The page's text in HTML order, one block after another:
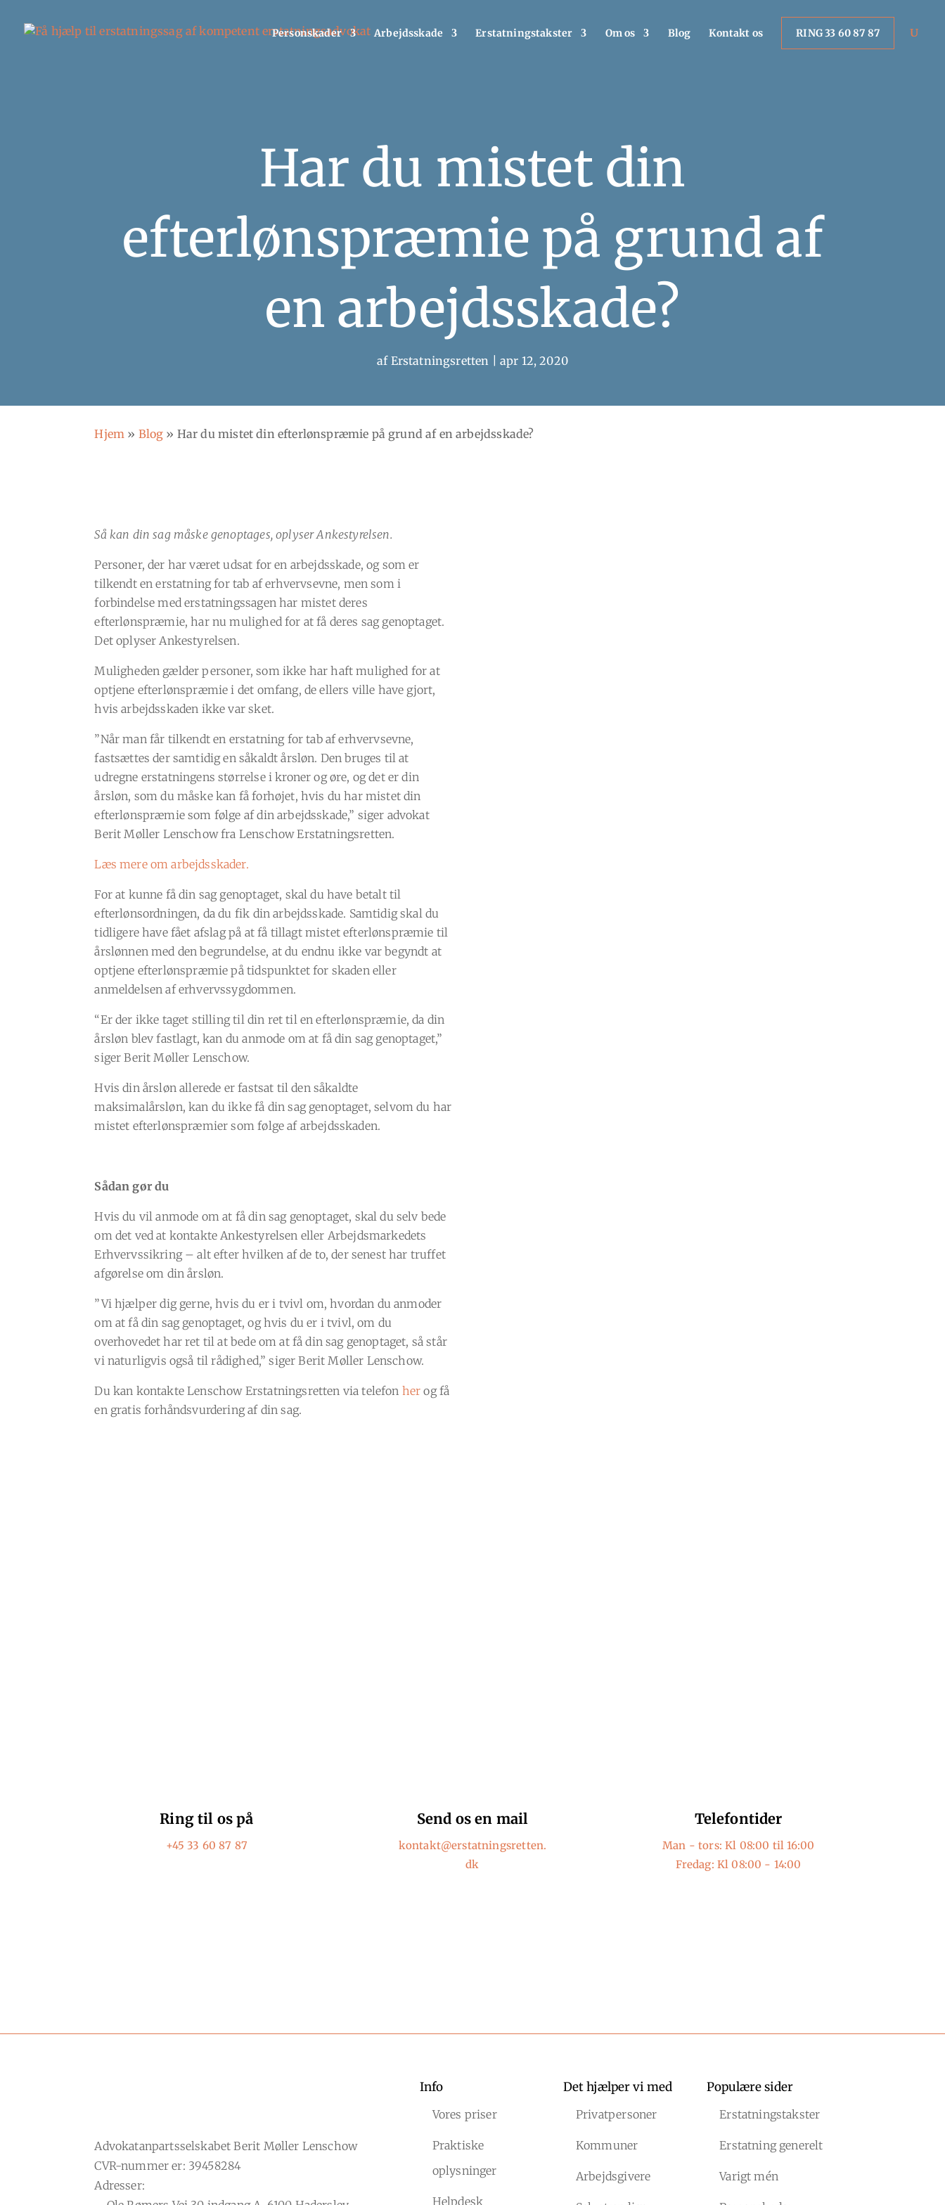
Personskader Arbejdsskade Erstatningstakster Om os Blog Kontakt os RING 33 60 87 87
Har du mistet din
efterlønspræmie på grund af
en arbejdsskade?
af Erstatningsretten apr 12, 2020
Hjem » Blog » Har du mistet din efterlønspræmie på grund af en arbejdsskade?
Så kan din sag måske genoptages, oplyser Ankestyrelsen.
Personer, der har været udsat for en arbejdsskade, og som er
tilkendt en erstatning for tab af erhvervsevne, men som i
forbindelse med erstatningssagen har mistet deres
efterlønspræmie, har nu mulighed for at få deres sag genoptaget.
Det oplyser Ankestyrelsen.
Muligheden gælder personer, som ikke har haft mulighed for at
optjene efterlønspræmie i det omfang, de ellers ville have gjort,
hvis arbejdsskaden ikke var sket.
”Når man får tilkendt en erstatning for tab af erhvervsevne,
fastsættes der samtidig en såkaldt årsløn. Den bruges til at
udregne erstatningens størrelse i kroner og øre, og det er din
årsløn, som du måske kan få forhøjet, hvis du har mistet din
efterlønspræmie som følge af din arbejdsskade,” siger advokat
Berit Møller Lenschow fra Lenschow Erstatningsretten.
Læs mere om arbejdsskader.
For at kunne få din sag genoptaget, skal du have betalt til
efterlønsordningen, da du fik din arbejdsskade. Samtidig skal du
tidligere have fået afslag på at få tillagt mistet efterlønspræmie til
årslønnen med den begrundelse, at du endnu ikke var begyndt at
optjene efterlønspræmie på tidspunktet for skaden eller
anmeldelsen af erhvervssygdommen.
“Er der ikke taget stilling til din ret til en efterlønspræmie, da din
årsløn blev fastlagt, kan du anmode om at få din sag genoptaget,”
siger Berit Møller Lenschow.
Hvis din årsløn allerede er fastsat til den såkaldte
maksimalårsløn, kan du ikke få din sag genoptaget, selvom du har
mistet efterlønspræmier som følge af arbejdsskaden.
Sådan gør du
Hvis du vil anmode om at få din sag genoptaget, skal du selv bede
om det ved at kontakte Ankestyrelsen eller Arbejdsmarkedets
Erhvervssikring – alt efter hvilken af de to, der senest har truffet
afgørelse om din årsløn.
”Vi hjælper dig gerne, hvis du er i tvivl om, hvordan du anmoder
om at få din sag genoptaget, og hvis du er i tvivl, om du
overhovedet har ret til at bede om at få din sag genoptaget, så står
vi naturligvis også til rådighed,” siger Berit Møller Lenschow.
Du kan kontakte Lenschow Erstatningsretten via telefon her og få
en gratis forhåndsvurdering af din sag.
Ring til os på
+45 33 60 87 87
Send os en mail
kontakt@erstatningsretten.
dk
Telefontider
Man - tors: Kl 08:00 til 16:00
Fredag: Kl 08:00 - 14:00
Advokatanpartsselskabet Berit Møller Lenschow
CVR-nummer er: 39458284
Adresser:
Info
Vores priser
Praktiske
oplysninger
Helpdesk
Det hjælper vi med
Privatpersoner
Kommuner
Arbejdsgivere
Populære sider
Erstatningstakster
Erstatning generelt
Varigt mén